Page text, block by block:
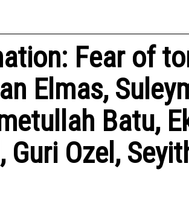
Fear of
Elmas,
Batu,
Guri Ozel,